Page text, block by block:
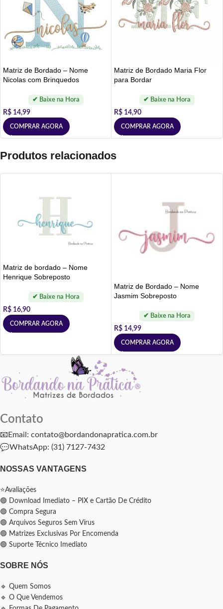
Matriz de Bordado – Nome
Nicolas com Brinquedos
R$ 14,99
COMPRAR AGORA
Matriz de Bordado Maria Flor
para Bordar
R$ 14,90
COMPRAR AGORA
Produtos relacionados
Matriz de bordado – Nome
Henrique Sobreposto
R$ 16,90
COMPRAR AGORA
Matriz de Bordado – Nome
Jasmim Sobreposto
R$ 14,99
COMPRAR AGORA
Contato
📧Email: contato@bordandonapratica.com.br
💬WhatsApp: (31) 7127-7432
NOSSAS VANTAGENS
⭐Avaliações
🟢 Download Imediato – PIX e Cartão De Crédito
🟢 Compra Segura
🟢 Arquivos Seguros Sem Vírus
🟢 Matrizes Exclusivas Por Encomenda
🟢 Suporte Técnico Imediato
SOBRE NÓS
🔹 Quem Somos
🔹 O Que Vendemos